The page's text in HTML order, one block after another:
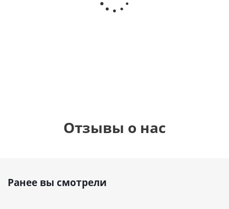
Сердце розовое
фольгированный
Отзывы о нас
Ранее вы смотрели